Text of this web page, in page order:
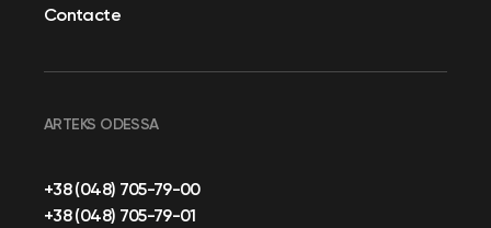
Contacte
ARTEKS ODESSA
+38 (048) 705-79-00
+38 (048) 705-79-01